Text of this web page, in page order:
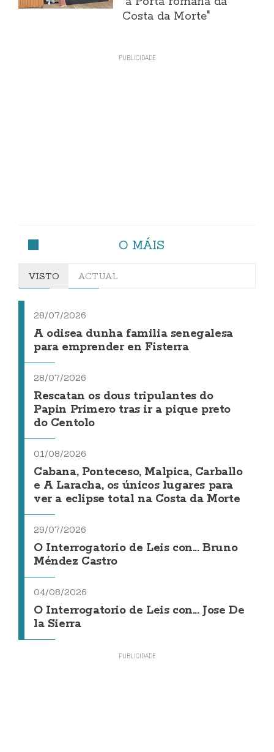
Costa da Morte"
O MÁIS
VISTO ACTUAL
28/07/2026
A odisea dunha familia senegalesa
para emprender en Fisterra
28/07/2026
Rescatan os dous tripulantes do
Papin Primero tras ir a pique preto
do Centolo
01/08/2026
Cabana, Ponteceso, Malpica, Carballo
e A Laracha, os únicos lugares para
ver a eclipse total na Costa da Morte
29/07/2026
O Interrogatorio de Leis con... Bruno
Méndez Castro
04/08/2026
O Interrogatorio de Leis con... Jose De
la Sierra